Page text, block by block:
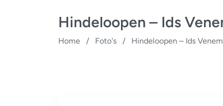
Hindeloopen – Ids
Home / Foto's / Hindeloopen – Ids